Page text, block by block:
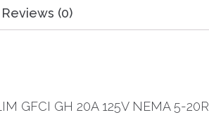
Reviews (0)
GFCI GH 20A 125V NEMA 5-20R